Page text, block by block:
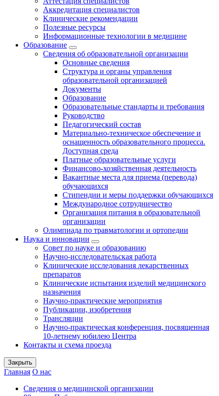
Аккредитация специалистов
Клинические рекомендации
Полезные ресурсы
Информационные технологии в медицине
Образование
Сведения об образовательной организации
Основные сведения
Структура и органы управления
образовательной организацией
Документы
Образование
Образовательные стандарты и требования
Руководство
Педагогический состав
Материально-техническое обеспечение и
оснащенность образовательного процесса.
Доступная среда
Платные образовательные услуги
Финансово-хозяйственная деятельность
Вакантные места для приема (перевода)
обучающихся
Стипендии и меры поддержки обучающихся
Международное сотрудничество
Организация питания в образовательной
организации
Олимпиада по травматологии и ортопедии
Наука и инновации
Совет по науке и образованию
Научно-исследовательская работа
Клинические исследования лекарственных
препаратов
Клинические испытания изделий медицинского
назначения
Научно-практические мероприятия
Публикации, изобретения
Трансляции
Научно-практическая конференция, посвященная
10-летнему юбилею Центра
Контакты и схема проезда
Закрыть
Главная О нас
Сведения о медицинской организации